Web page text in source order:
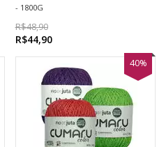
- 1800G
R$48,90
R$44,90
40%